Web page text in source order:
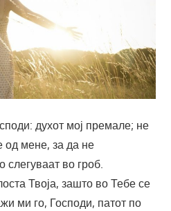
духот мој премале; не
од мене, за да не
во гроб.
Твоја, зашто во Тебе се
ми го, Господи, патот по